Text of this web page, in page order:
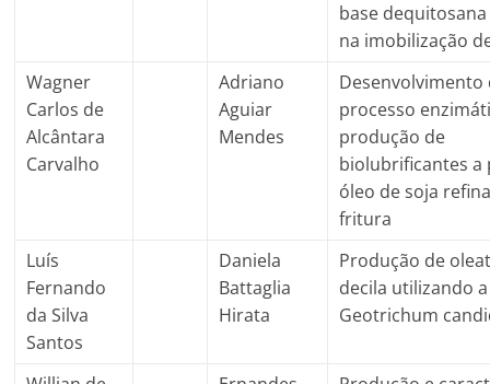
base
na imobilização
Wagner
Carlos de
Alcântara
Carvalho
Adriano
Aguiar
Mendes
Desenvolvimento
processo
produção de
biolubrificantes a
óleo de soja
fritura
Luís
Fernando
da Silva
Santos
Daniela
Battaglia
Hirata
Produção de
decila utilizando
Geotrichum